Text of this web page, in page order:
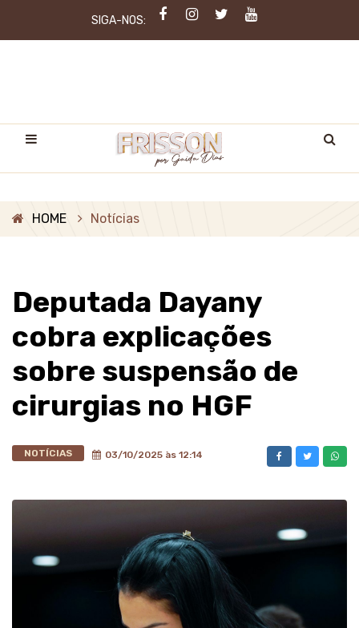
SIGA-NOS:
HOME Notícias
Deputada Dayany
cobra explicações
sobre suspensão de
cirurgias no HGF
NOTÍCIAS 03/10/2025 às 12:14